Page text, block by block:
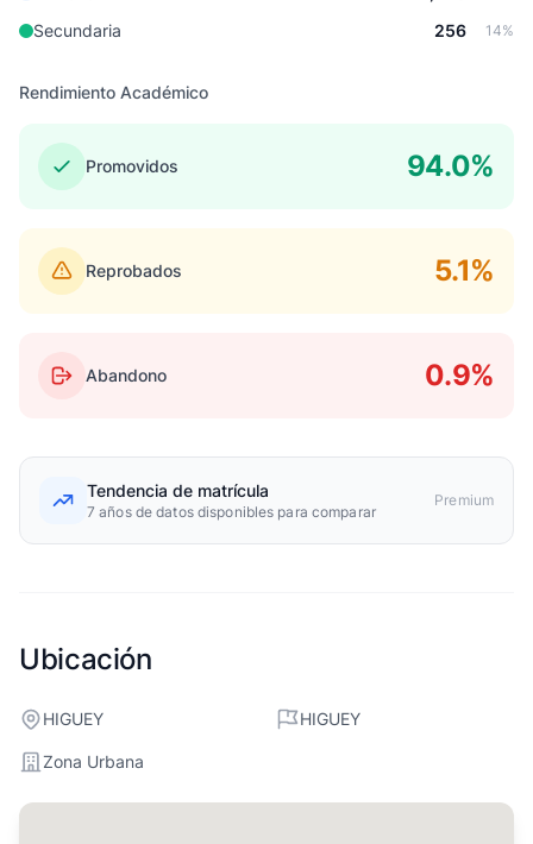
Secundaria 256 14%
Rendimiento Académico
Promovidos 94.0%
Reprobados 5.1%
Abandono 0.9%
Tendencia de matrícula
7 años de datos disponibles para comparar
Premium
Ubicación
HIGUEY HIGUEY
Zona Urbana